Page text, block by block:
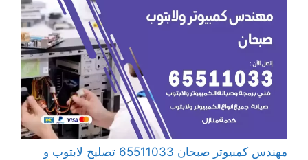
مهندس كمبيوتر صبحان 65511033 تصليح لابتوب و